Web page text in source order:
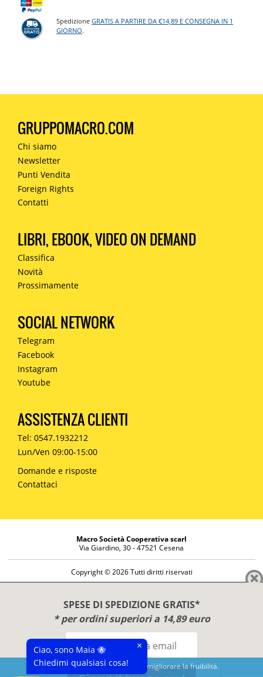
Questo sito utilizza cookies per migliorare la fruibilità.
SPESE DI SPEDIZIONE GRATIS*
* per ordini superiori a 14,89 euro
SpedizioneGRATIS A PARTIRE DA €14,89 E CONSEGNA IN 1
GIORNO.
GRUPPOMACRO.COM
Chi siamo
Newsletter
Punti Vendita
Foreign Rights
Contatti
LIBRI, EBOOK, VIDEO ON DEMAND
Classifica
Novità
Prossimamente
SOCIAL NETWORK
Telegram
Facebook
Instagram
Youtube
ASSISTENZA CLIENTI
Tel: 0547.1932212
Lun/Ven 09:00-15:00
Domande e risposte
Contattaci
Macro Società Cooperativa scarl
Via Giardino, 30 - 47521 Cesena
Copyright © 2026 Tutti diritti riservati
Diritto di reso
Disclaimer
Privacy Policy
Ciao, sono Maia 🐝
Chiedimi qualsiasi cosa!
×